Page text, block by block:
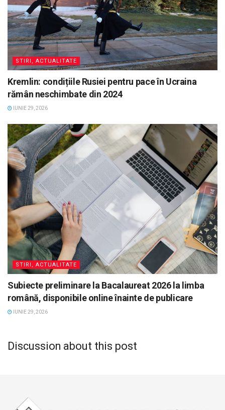
STIRI, ACTUALITATE
Kremlin: condițiile Rusiei pentru pace în Ucraina
rămân neschimbate din 2024
IUNIE 29, 2026
STIRI, ACTUALITATE
Subiecte preliminare la Bacalaureat 2026 la limba
română, disponibile online înainte de publicare
IUNIE 29, 2026
Discussion about this post